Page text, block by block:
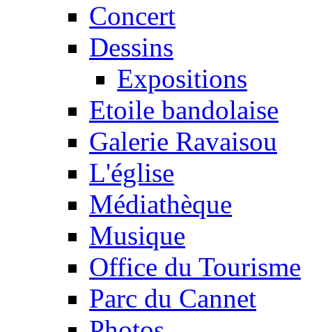
Concert
Dessins
Expositions
Etoile bandolaise
Galerie Ravaisou
L'église
Médiathèque
Musique
Office du Tourisme
Parc du Cannet